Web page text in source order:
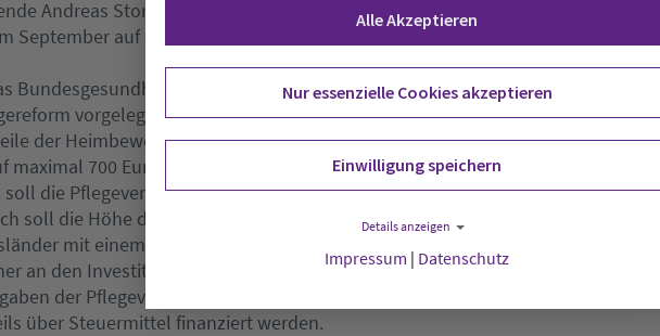
Andreas Storm forderte, die Reform noch vor
September auf den Weg zu bringen.
Bundesgesundheitsministerium Eckpunkte für
vorgelegt. Demnach sollen die
der Heimbewohner für Pflegeentgelte und
maximal 700 Euro begrenzt werden. Nach
die Pflegeversicherung diese Kosten voll
soll die Höhe der Eigenanteile weiter sinken,
mit einem monatlichen Zuschuss von 100
an den Investitionskosten beteiligen.
der Pflegeversicherung sollen laut
über Steuermittel finanziert werden.
Alle Akzeptieren
Nur essenzielle Cookies akzeptieren
Einwilligung speichern
Details anzeigen
Impressum | Datenschutz